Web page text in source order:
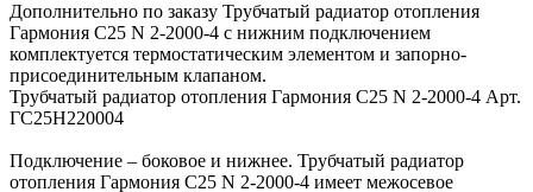
Дополнительно по заказу Трубчатый радиатор отопления
Гармония С25 N 2-2000-4 с нижним подключением
комплектуется термостатическим элементом и запорно-
присоединительным клапаном.
Трубчатый радиатор отопления Гармония С25 N 2-2000-4 Арт.
ГС25Н220004
Подключение – боковое и нижнее. Трубчатый радиатор
отопления Гармония С25 N 2-2000-4 имеет межосевое